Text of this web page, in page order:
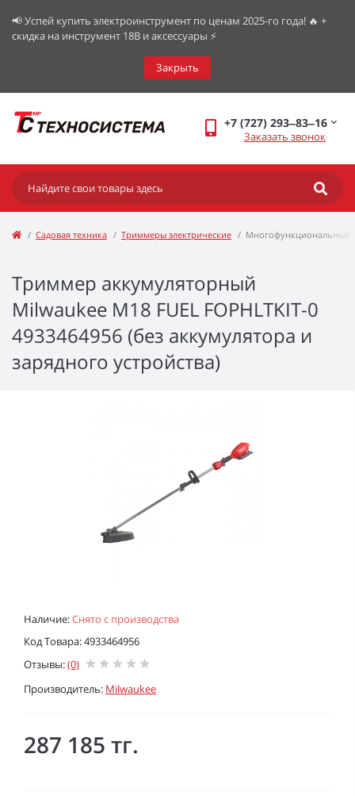
📢 Успей купить электроинструмент по ценам 2025-го года! 🔥 +
скидка на инструмент 18В и аксессуары ⚡️
Закрыть
+7 (727) 293‒83‒16
Заказать звонок
Садовая техника Триммеры электрические Многофункциональный
Триммер аккумуляторный
Milwaukee M18 FUEL FOPHLTKIT-0
4933464956 (без аккумулятора и
зарядного устройства)
Наличие:Снято с производства
Код Товара: 4933464956
Отзывы:(0)
Производитель: Milwaukee
287 185 тг.